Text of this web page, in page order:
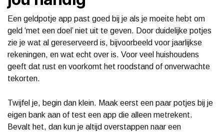
Een geldpotje app past goed bij je als je moeite hebt om
geld ‘met een doel’ niet uit te geven. Door duidelijke potjes
zie je wat al gereserveerd is, bijvoorbeeld voor jaarlijkse
rekeningen, en wat echt over is. Voor veel huishoudens
geeft dat rust en voorkomt het roodstand of onverwachte
tekorten.
Twijfel je, begin dan klein. Maak eerst een paar potjes bij je
eigen bank aan of test een app die alleen metrekent.
Bevalt het, dan kun je altijd overstappen naar een